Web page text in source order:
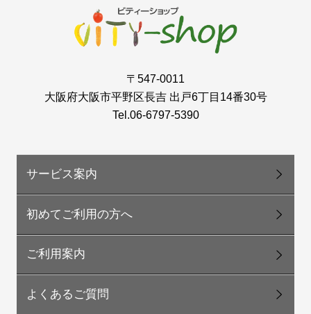
〒547-0011
大阪府大阪市平野区長吉 出戸6丁目14番30号
Tel.06-6797-5390
サービス案内
初めてご利用の方へ
ご利用案内
よくあるご質問